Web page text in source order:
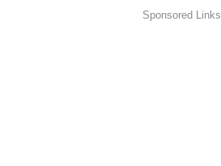
Sponsored Links